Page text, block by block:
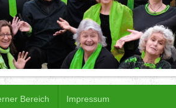
Bereich Impressum